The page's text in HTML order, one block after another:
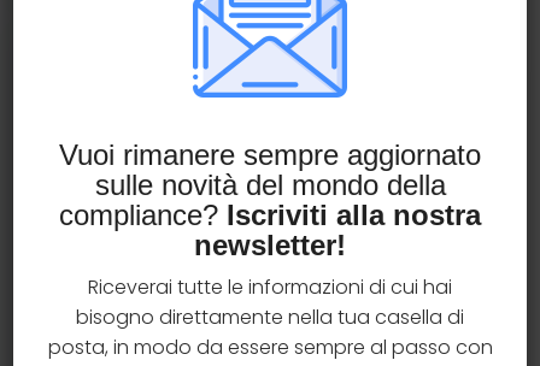
Richiedi una consulenza
gratuita
Hai qualche dubbio in materia di compliance
assicurativa?
Prenota una consulenza gratuita con il team
AssiCompliance e ottieni chiarimenti operativi
su una tematica specifica.
Vuoi rimanere sempre aggiornato
sulle novità del mondo della
compliance? Iscriviti alla nostra
newsletter!
Riceverai tutte le informazioni di cui hai
bisogno direttamente nella tua casella di
posta, in modo da essere sempre al passo con